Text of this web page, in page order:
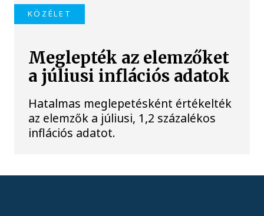
KÖZÉLET
Meglepték az elemzőket
a júliusi inflációs adatok
Hatalmas meglepetésként értékelték
az elemzők a júliusi, 1,2 százalékos
inflációs adatot.